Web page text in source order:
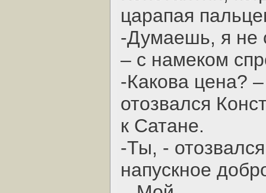
царапая
-Думаешь, я не
– с намеком
-Какова цена?
отозвался
к Сатане.
-Ты, -
напускное